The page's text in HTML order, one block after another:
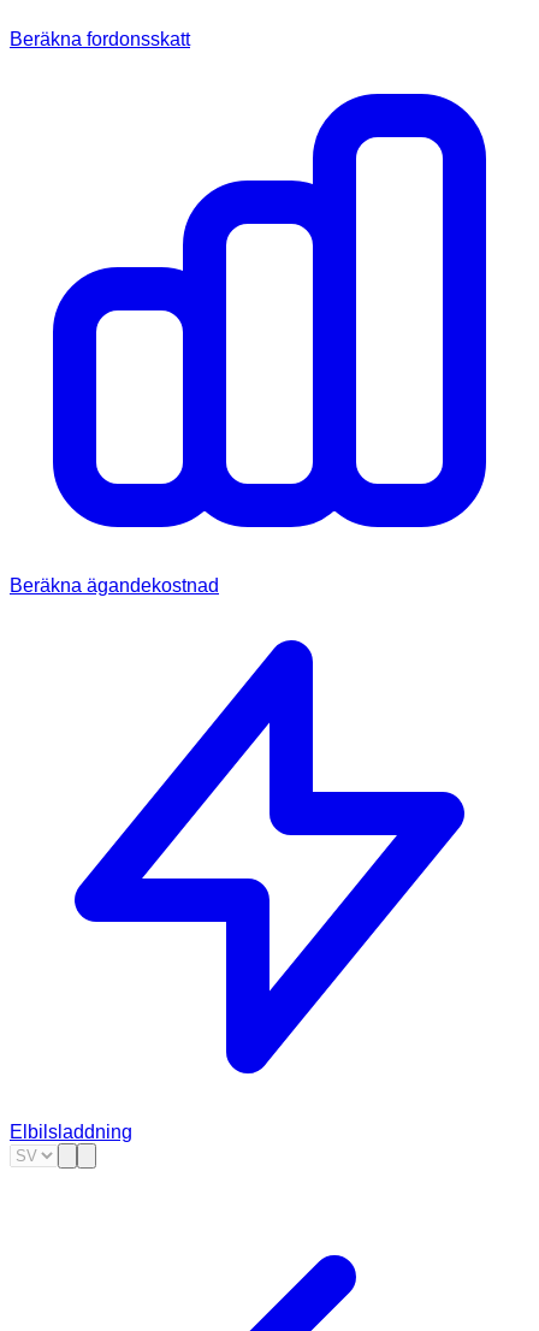
Beräkna fordonsskatt
Beräkna ägandekostnad
Elbilsladdning